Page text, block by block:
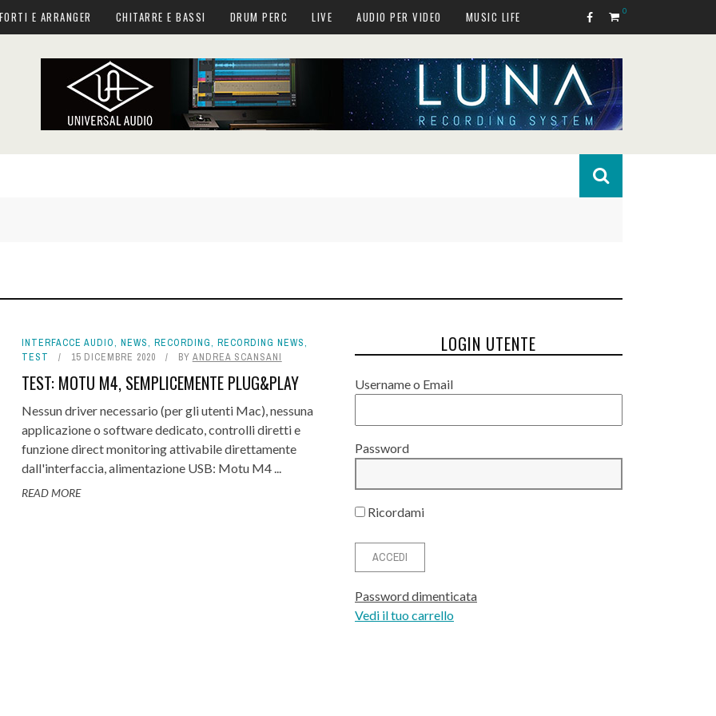
E ARRANGER CHITARRE E BASSI DRUM PERC LIVE AUDIO PER VIDEO MUSIC LIFE 0
INTERFACCE AUDIO, NEWS, RECORDING, RECORDING NEWS,
TEST
15 DICEMBRE 2020 BY ANDREA SCANSANI
TEST: MOTU M4, SEMPLICEMENTE PLUG&PLAY
Nessun driver necessario (per gli utenti Mac), nessuna
applicazione o software dedicato, controlli diretti e
funzione direct monitoring attivabile direttamente
dall'interfaccia, alimentazione USB: Motu M4 ...
READ MORE
LOGIN UTENTE
Username o Email
Password
Ricordami
Password dimenticata
Vedi il tuo carrello